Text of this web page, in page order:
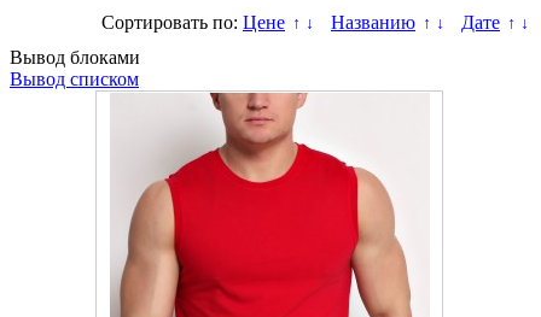
Сортировать по: Цене ↑ ↓ Названию ↑ ↓ Дате ↑ ↓
Вывод блоками
Вывод списком